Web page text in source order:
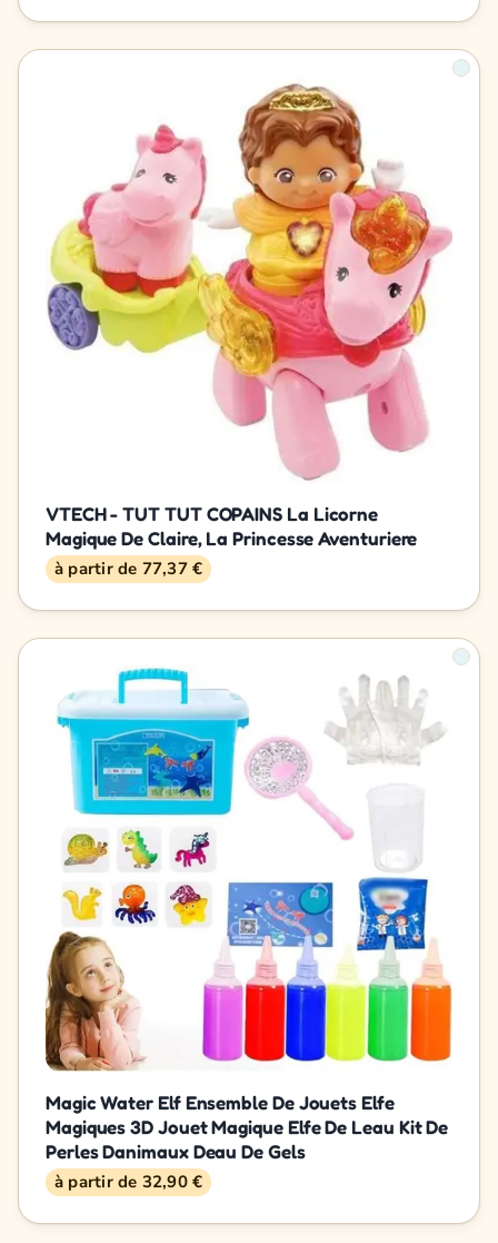
VTECH - TUT TUT COPAINS La Licorne
Magique De Claire, La Princesse Aventuriere
à partir de 77,37 €
Magic Water Elf Ensemble De Jouets Elfe
Magiques 3D Jouet Magique Elfe De Leau Kit De
Perles Danimaux Deau De Gels
à partir de 32,90 €